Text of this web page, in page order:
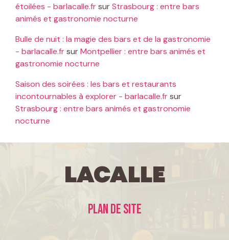
étoilées - barlacalle.frsurStrasbourg : entre bars
animés et gastronomie nocturne
Bulle de nuit : la magie des bars et de la gastronomie
- barlacalle.frsurMontpellier : entre bars animés et
gastronomie nocturne
Saison des soirées : les bars et restaurants
incontournables à explorer - barlacalle.frsur
Strasbourg : entre bars animés et gastronomie
nocturne
LaCalle
Plan de site